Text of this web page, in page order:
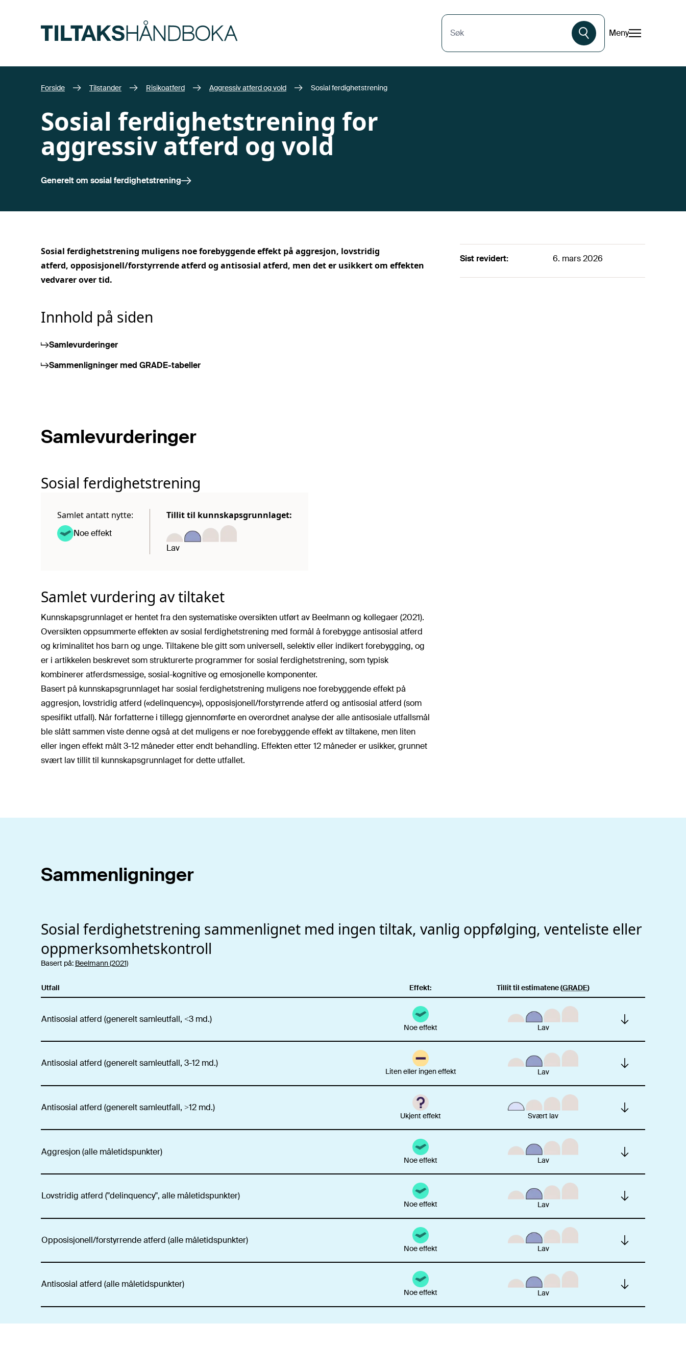
Søk Meny
Forside Tilstander Risikoatferd Aggressiv atferd og vold Sosial ferdighetstrening
Sosial ferdighetstrening for
aggressiv atferd og vold
Generelt om sosial ferdighetstrening
Sosial ferdighetstrening muligens noe forebyggende effekt på aggresjon, lovstridig
atferd, opposisjonell/forstyrrende atferd og antisosial atferd, men det er usikkert om effekten
vedvarer over tid.
Innhold på siden
Samlevurderinger
Sammenligninger med GRADE-tabeller
Sist revidert: 6. mars 2026
Samlevurderinger
Sosial ferdighetstrening
Samlet antatt nytte:
Noe effekt
Tillit til kunnskapsgrunnlaget:
Lav
Samlet vurdering av tiltaket
Kunnskapsgrunnlaget er hentet fra den systematiske oversikten utført av Beelmann og kollegaer (2021).
Oversikten oppsummerte effekten av sosial ferdighetstrening med formål å forebygge antisosial atferd
og kriminalitet hos barn og unge. Tiltakene ble gitt som universell, selektiv eller indikert forebygging, og
er i artikkelen beskrevet som strukturerte programmer for sosial ferdighetstrening, som typisk
kombinerer atferdsmessige, sosial-kognitive og emosjonelle komponenter.
Basert på kunnskapsgrunnlaget har sosial ferdighetstrening muligens noe forebyggende effekt på
aggresjon, lovstridig atferd («delinquency»), opposisjonell/forstyrrende atferd og antisosial atferd (som
spesifikt utfall). Når forfatterne i tillegg gjennomførte en overordnet analyse der alle antisosiale utfallsmål
ble slått sammen viste denne også at det muligens er noe forebyggende effekt av tiltakene, men liten
eller ingen effekt målt 3-12 måneder etter endt behandling. Effekten etter 12 måneder er usikker, grunnet
svært lav tillit til kunnskapsgrunnlaget for dette utfallet.
Sammenligninger
Sosial ferdighetstrening sammenlignet med ingen tiltak, vanlig oppfølging, venteliste eller
oppmerksomhetskontroll
Basert på: Beelmann (2021)
Utfall Effekt: Tillit til estimatene (GRADE)
Antisosial atferd (generelt samleutfall, <3 md.)
Noe effekt Lav
Antisosial atferd (generelt samleutfall, 3-12 md.)
Liten eller ingen effekt Lav
Antisosial atferd (generelt samleutfall, >12 md.)
Ukjent effekt Svært lav
Aggresjon (alle måletidspunkter)
Noe effekt Lav
Lovstridig atferd ("delinquency", alle måletidspunkter)
Noe effekt Lav
Opposisjonell/forstyrrende atferd (alle måletidspunkter)
Noe effekt Lav
Antisosial atferd (alle måletidspunkter)
Noe effekt Lav